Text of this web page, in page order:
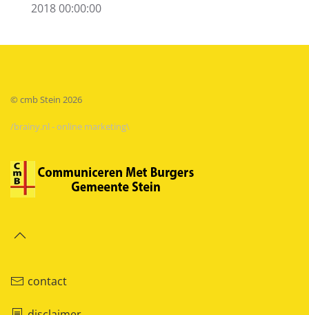
2018 00:00:00
© cmb Stein 2026
/brainy.nl - online marketing\
contact